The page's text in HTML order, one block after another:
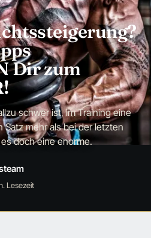
Dir zum
schwer ist, im Training eine
mehr als bei der letzten
doch eine enorme.
Lesezeit